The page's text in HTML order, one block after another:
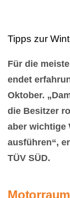
Tipps zur
Für die
endet
Oktober.
die Besitzer
aber wichtige
ausführen“,
TÜV SÜD.